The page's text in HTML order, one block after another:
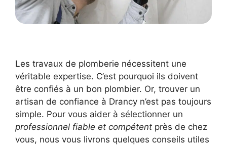
Les travaux de plomberie nécessitent une
véritable expertise. C’est pourquoi ils doivent
être confiés à un bon plombier. Or, trouver un
artisan de confiance à Drancy n’est pas toujours
simple. Pour vous aider à sélectionner un
professionnel fiable et compétent près de chez
vous, nous vous livrons quelques conseils utiles